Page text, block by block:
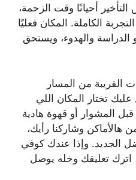
أحيانًا وقت الزحمة،
الكاملة. المكان فعليًا
والهدوء، ويستحق
القريبة من المسار
تختار المكان اللي
المشوار أو قهوة هادية
وشاركنا رأيك،
الجديد. وإذا عندك كوفي
اترك تعليقك وخله يوصل